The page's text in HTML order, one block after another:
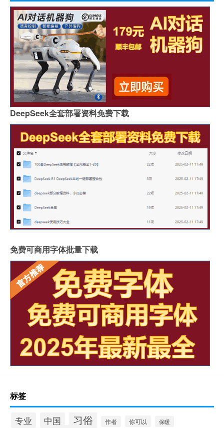
DeepSeek全套部署资料免费下载
免费可商用字体批量下载
标签
专业 中国 习俗 作者 你可以 保暖